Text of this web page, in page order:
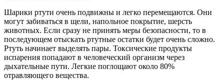
Шарики ртути очень подвижны и легко перемещаются. Они
могут забиваться в щели, напольное покрытие, шерсть
животных. Если сразу не принять меры безопасности, то в
последующем отыскать ртутные остатки будет очень сложно.
Ртуть начинает выделять пары. Токсические продукты
испарения попадают в человеческий организм через
дыхательные пути. Легкие поглощают около 80%
отравляющего вещества.